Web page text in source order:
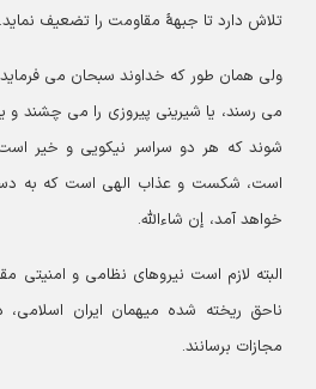
تلاش دارد تا جبهۀ مقاومت را تضعیف نماید.
ولی همان طور که خداوند سبحان می
می رسند، یا شیرینی پیروزی را می چشند و
شوند که هر دو سراسر نیکویی و خیر است؛
است، شکست و عذاب الهی است که به
خواهد آمد، إن شاءالله.
البته لازم است نیروهای نظامی و امنیتی
ناحق ریخته شده میهمان ایران اسلامی،
مجازات برسانند.